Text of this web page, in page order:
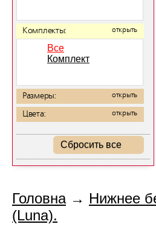
Комплекты: открыть
Все
Комплект
Размеры: открыть
Цвета: открыть
Сбросить все
Головна→ Нижнее
(Luna).